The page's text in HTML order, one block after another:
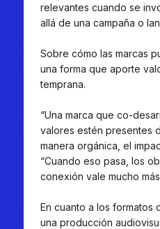
relevantes cuando se
allá de una campaña o
Sobre cómo las marcas
una forma que aporte
temprana.
“Una marca que co-
valores estén presentes
manera orgánica, el
“Cuando eso pasa, los
conexión vale mucho
En cuanto a los formatos
una producción